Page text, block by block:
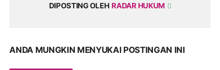
DIPOSTING OLEH RADAR HUKUM
ANDA MUNGKIN MENYUKAI POSTINGAN INI